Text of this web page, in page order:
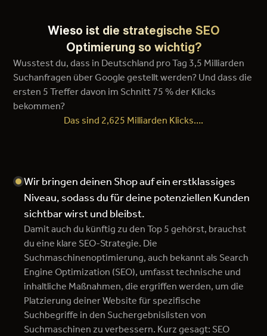
Wieso ist die strategische SEO
Optimierung so wichtig?
Wusstest du, dass in Deutschland pro Tag 3,5 Milliarden
Suchanfragen über Google gestellt werden? Und dass die
ersten 5 Treffer davon im Schnitt 75 % der Klicks
bekommen?
Das sind 2,625 Milliarden Klicks….
Wir bringen deinen Shop auf ein erstklassiges
Niveau, sodass du für deine potenziellen Kunden
sichtbar wirst und bleibst.
Damit auch du künftig zu den Top 5 gehörst, brauchst
du eine klare SEO-Strategie. Die
Suchmaschinenoptimierung, auch bekannt als Search
Engine Optimization (SEO), umfasst technische und
inhaltliche Maßnahmen, die ergriffen werden, um die
Platzierung deiner Website für spezifische
Suchbegriffe in den Suchergebnislisten von
Suchmaschinen zu verbessern. Kurz gesagt: SEO